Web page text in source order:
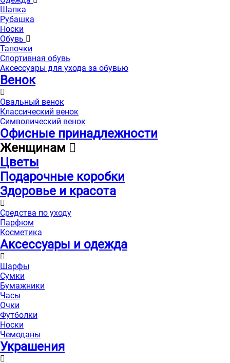
Шапка
Рубашка
Носки
Обувь
Тапочки
Спортивная обувь
Аксессуары для ухода за обувью
Венок
Овальный венок
Классический венок
Символический венок
Офисные принадлежности
Женщинам
Цветы
Подарочные коробки
Здоровье и красота
Средства по уходу
Парфюм
Косметика
Аксессуары и одежда
Шарфы
Сумки
Бумажники
Часы
Очки
Футболки
Носки
Чемоданы
Украшения